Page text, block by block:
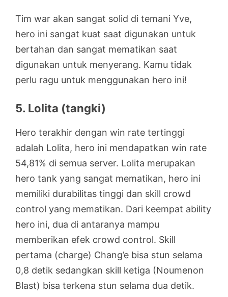
Tim war akan sangat solid di temani Yve,
hero ini sangat kuat saat digunakan untuk
bertahan dan sangat mematikan saat
digunakan untuk menyerang. Kamu tidak
perlu ragu untuk menggunakan hero ini!
5. Lolita (tangki)
Hero terakhir dengan win rate tertinggi
adalah Lolita, hero ini mendapatkan win rate
54,81% di semua server. Lolita merupakan
hero tank yang sangat mematikan, hero ini
memiliki durabilitas tinggi dan skill crowd
control yang mematikan. Dari keempat ability
hero ini, dua di antaranya mampu
memberikan efek crowd control. Skill
pertama (charge) Chang’e bisa stun selama
0,8 detik sedangkan skill ketiga (Noumenon
Blast) bisa terkena stun selama dua detik.